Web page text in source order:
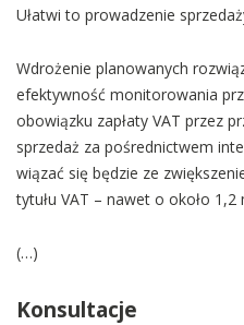
Ułatwi to prowadzenie
Wdrożenie planowanych
efektywność monitorowania
obowiązku zapłaty VAT przez
sprzedaż za pośrednictwem
wiązać się będzie ze
tytułu VAT – nawet o około 1,2
(…)
Konsultacje